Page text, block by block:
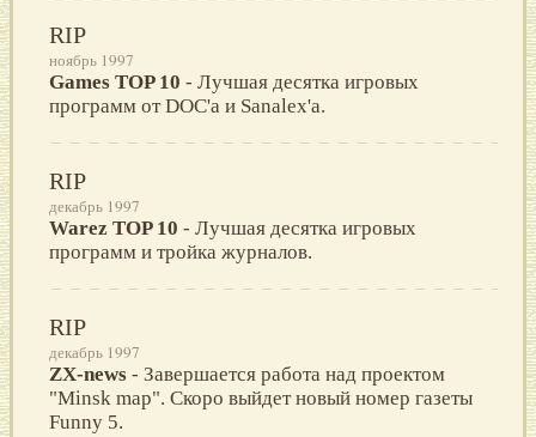
RIP
ноябрь 1997
Games TOP 10 - Лучшая десятка игровых
программ от DOC'a и Sanalex'a.
RIP
декабрь 1997
Warez TOP 10 - Лучшая десятка игровых
программ и тройка журналов.
RIP
декабрь 1997
ZX-news - Завершается работа над проектом
"Minsk map". Скоро выйдет новый номер газеты
Funny 5.